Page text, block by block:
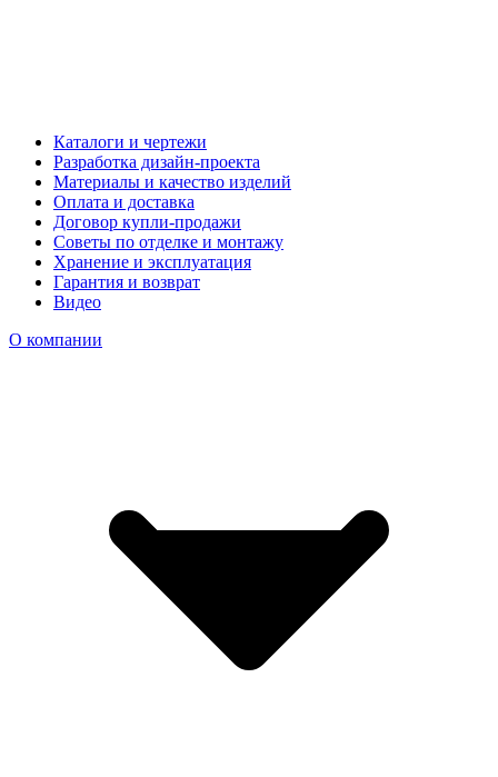
Каталоги и чертежи
Разработка дизайн-проекта
Материалы и качество изделий
Оплата и доставка
Договор купли-продажи
Советы по отделке и монтажу
Хранение и эксплуатация
Гарантия и возврат
Видео
О компании